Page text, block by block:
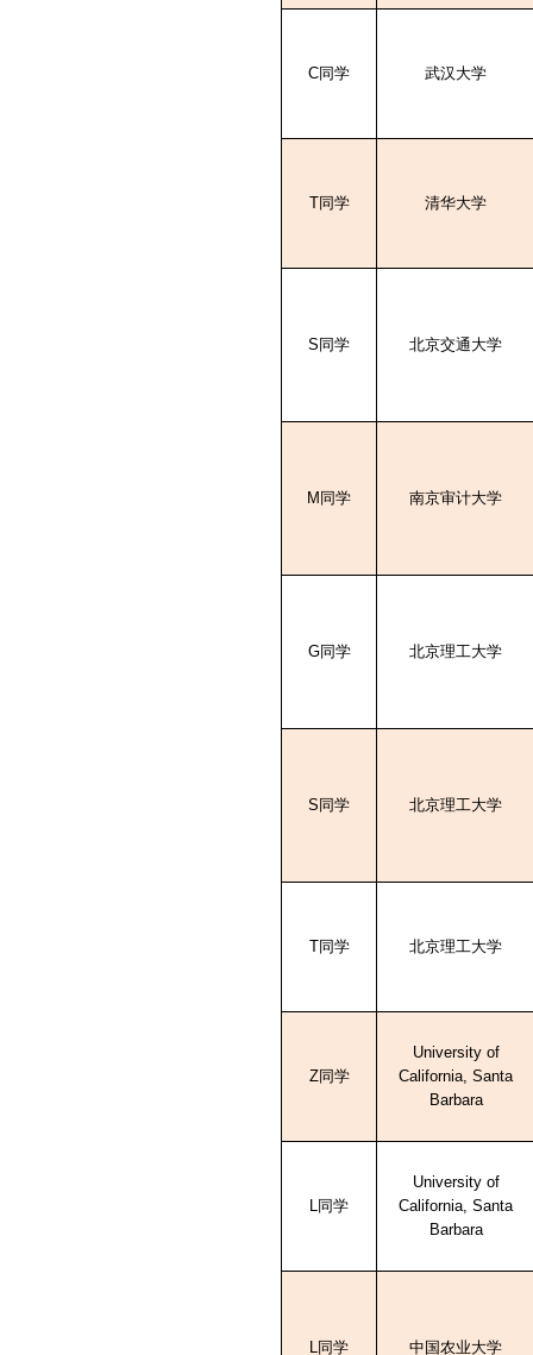
C同学 武汉大学
T同学 清华大学
S 同学 北京交通大学
M 同学 南京审计大学
G同学 北京理工大学
S 同学 北京理工大学
T同学 北京理工大学
Z同学
University of
California, Santa
Barbara
L同学
University of
California, Santa
Barbara
L同学 中国农业大学